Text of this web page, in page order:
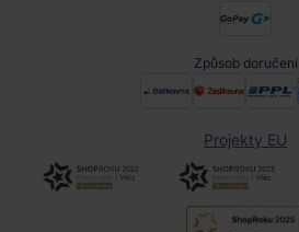
Způsob doručení
Projekty EU